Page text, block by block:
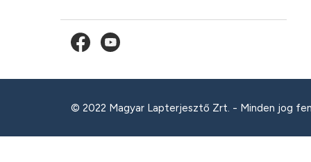
© 2022 Magyar Lapterjesztő Zrt. - Minden jog